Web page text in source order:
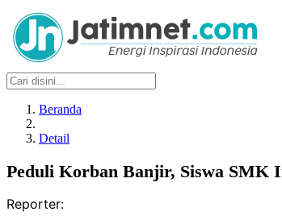
Beranda
Detail
Peduli Korban Banjir, Siswa SMK
Reporter: